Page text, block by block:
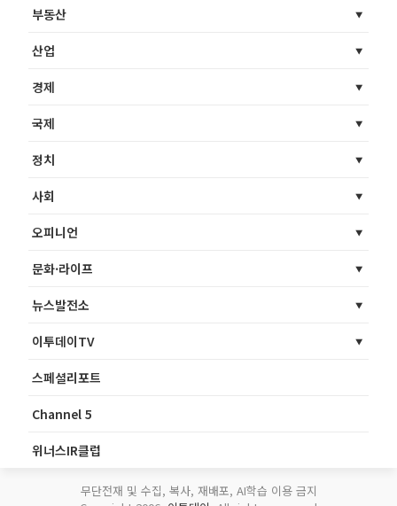
부동산
산업
경제
국제
정치
사회
오피니언
문화·라이프
뉴스발전소
이투데이TV
스페셜리포트
Channel 5
위너스IR클럽
무단전재 및 수집, 복사, 재배포, AI학습 이용 금지